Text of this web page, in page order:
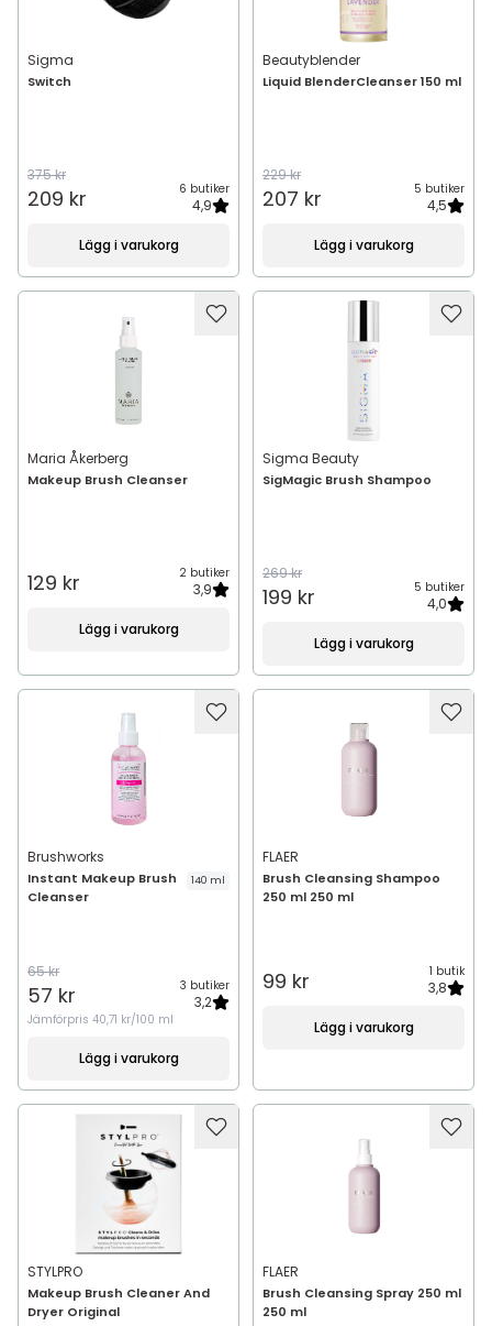
Sigma
Switch
375 kr
209 kr 6 butiker
4,9
Lägg i varukorg
Beautyblender
Liquid BlenderCleanser 150 ml
229 kr
207 kr 5 butiker
4,5
Lägg i varukorg
Maria Åkerberg
Makeup Brush Cleanser
129 kr 2 butiker
3,9
Lägg i varukorg
Sigma Beauty
SigMagic Brush Shampoo
269 kr
199 kr 5 butiker
4,0
Lägg i varukorg
Brushworks
Instant Makeup Brush
Cleanser
140 ml
65 kr
57 kr 3 butiker
3,2
Jämförpris 40,71 kr/100 ml
Lägg i varukorg
FLAER
Brush Cleansing Shampoo
250 ml 250 ml
99 kr 1 butik
3,8
Lägg i varukorg
STYLPRO
Makeup Brush Cleaner And
Dryer Original
FLAER
Brush Cleansing Spray 250 ml
250 ml